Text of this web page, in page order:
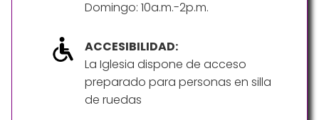
Domingo: 10a.m.-2p.m.
ACCESIBILIDAD:
La Iglesia dispone de acceso
preparado para personas en silla
de ruedas